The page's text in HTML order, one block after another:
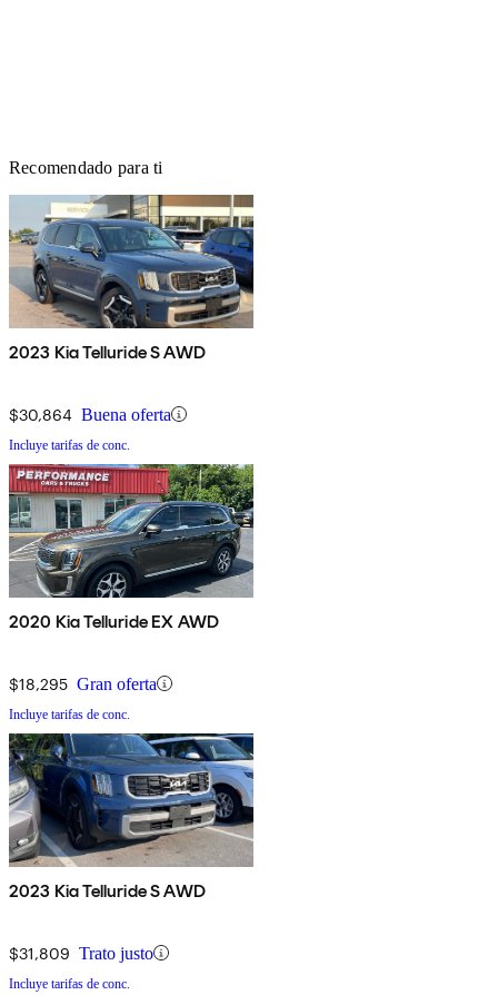
Recomendado para ti
2023 Kia Telluride S AWD
$30,864 Buena oferta
Incluye tarifas de conc.
2020 Kia Telluride EX AWD
$18,295 Gran oferta
Incluye tarifas de conc.
2023 Kia Telluride S AWD
$31,809 Trato justo
Incluye tarifas de conc.